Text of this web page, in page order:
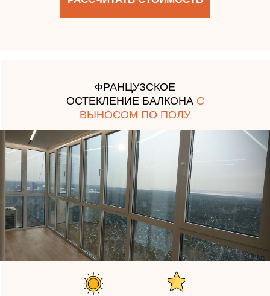
ФРАНЦУЗСКОЕ
ОСТЕКЛЕНИЕ БАЛКОНА С
ВЫНОСОМ ПО ПОЛУ